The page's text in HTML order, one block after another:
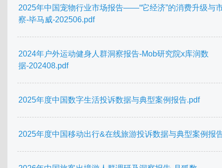
2025年中国宠物行业市场报告——“它经济”的消费升级与
察-毕马威-202506.pdf
2024年户外运动健身人群洞察报告-Mob研究院x库润数
据-202408.pdf
2025年度中国数字生活投诉数据与典型案例报告.pdf
2025年度中国移动出行&在线旅游投诉数据与典型案例报